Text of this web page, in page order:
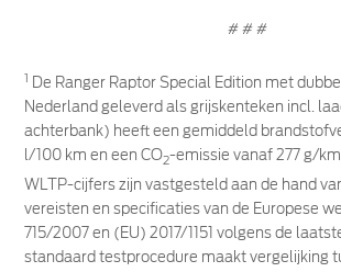
# # #
1 De Ranger Raptor Special Edition met
Nederland geleverd als grijskenteken incl.
achterbank) heeft een gemiddeld
l/100 km en een CO2-emissie vanaf 277 g/
WLTP-cijfers zijn vastgesteld aan de hand
vereisten en specificaties van de Europese
715/2007 en (EU) 2017/1151 volgens de
standaard testprocedure maakt vergelijking